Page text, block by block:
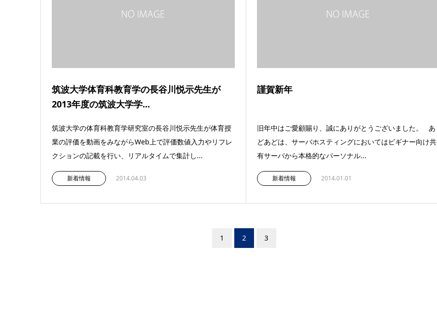
筑波大学体育科教育学の長谷川悦示先生が
2013年度の筑波大学学...
筑波大学の体育科教育学研究室の長谷川悦示先生が体育授
業の評価を動画をみながらWeb上で評価数値入力やリフレ
クションの記載を行い、リアルタイムで集計し...
新着情報 2014.04.03
謹賀新年
旧年中はご愛顧賜り、誠にありがとうございました。 あ
どあどは、サーバホスティングにおいてはビギナー向け共
有サーバから本格的なパーソナル...
新着情報 2014.01.01
1 2 3